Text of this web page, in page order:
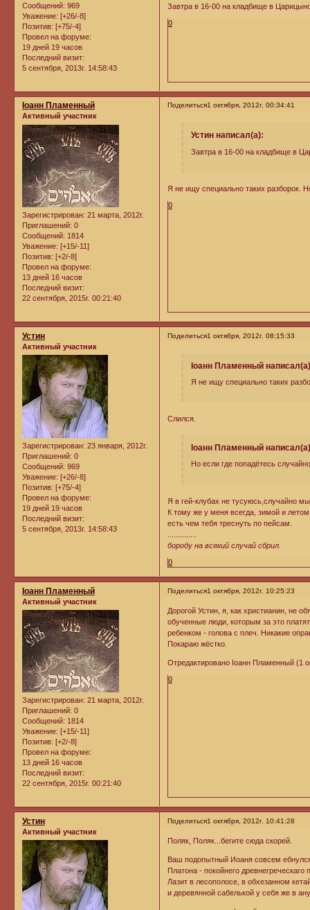
Сообщений: 969
Уважение: [+26/-8]
Позитив: [+75/-4]
Провел на форуме:
19 дней 19 часов
Последний визит:
5 сентября, 2013г. 14:58:43
Завтра в 16-00 на кладбище в
0
Поделиться1 октября, 2012г. 00:34:41
Iоанн Пламенный
Активный участник
Зарегистрирован: 21 марта, 2012г.
Приглашений: 0
Сообщений: 1814
Уважение: [+15/-11]
Позитив: [+2/-8]
Провел на форуме:
13 дней 16 часов
Последний визит:
22 сентября, 2015г. 00:21:40
Устин написал(а):
Завтра в 16-00 на кладбище в
Я не ищу специально таких разборок.
0
Поделиться1 октября, 2012г. 08:15:33
Устин
Активный участник
Зарегистрирован: 23 января, 2012г.
Приглашений: 0
Сообщений: 969
Уважение: [+26/-8]
Позитив: [+75/-4]
Провел на форуме:
19 дней 19 часов
Последний визит:
5 сентября, 2013г. 14:58:43
Iоанн Пламенный
Я не ищу специально таких
Слился.
Iоанн Пламенный
Но если где попадётесь
Я в гей-клубах не тусуюсь,случайно
К тому же у меня всегда, зимой и
есть чем тебя треснуть по пейсам.
бороду на всякий случай сбрил.
0
Поделиться1 октября, 2012г. 10:25:23
Iоанн Пламенный
Активный участник
Зарегистрирован: 21 марта, 2012г.
Приглашений: 0
Сообщений: 1814
Уважение: [+15/-11]
Позитив: [+2/-8]
Провел на форуме:
13 дней 16 часов
Последний визит:
22 сентября, 2015г. 00:21:40
Дорогой Устин, я, как христианин, не
обученные люди, которым за это
ребенком - голова с плеч. Никакие
Покараю жёстко.
Отредактировано Iоанн Пламенный (1
0
Поделиться1 октября, 2012г. 10:41:28
Устин
Активный участник
Поляк, Поляк...бегите сюда скорей.
Ваш подопытный Иоаня совсем
Платона - покойнего древнегреческаго
Лазит в лесополосе, в обхезанном
и деревянной сабелькой у себя же в